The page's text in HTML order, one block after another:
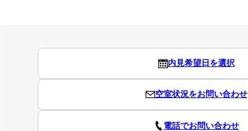
内見希望日を選択
空室状況をお問い合わせ
電話でお問い合わせ